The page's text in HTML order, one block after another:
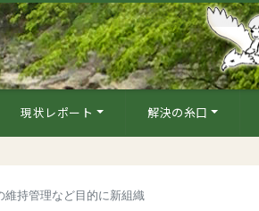
現状レポート 解決の糸口
維持管理など目的に新組織